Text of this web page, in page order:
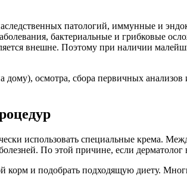
патологий, иммунные и
бактериальные и грибковые
внешне. Поэтому при наличии
дому), осмотра, сбора первичных анализов
использовать специальные крема.
По этой причине, если дерматолог
корм и подобрать подходящую диету.